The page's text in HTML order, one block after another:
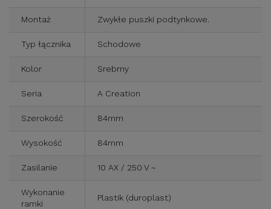
Montaż Zwykłe puszki podtynkowe.
Typ łącznika Schodowe
Kolor Srebrny
Seria A Creation
Szerokość 84mm
Wysokość 84mm
Zasilanie 10 AX / 250 V ~
Wykonanie
ramki
Plastik (duroplast)